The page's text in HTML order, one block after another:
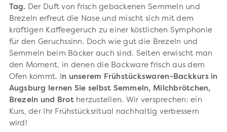
Tag. Der Duft von frisch gebackenen Semmeln und
Brezeln erfreut die Nase und mischt sich mit dem
kräftigen Kaffeegeruch zu einer köstlichen Symphonie
für den Geruchssinn. Doch wie gut die Brezeln und
Semmeln beim Bäcker auch sind. Selten erwischt man
den Moment, in denen die Backware frisch aus dem
Ofen kommt. I n unserem Frühstückswaren-Backkurs in
Augsburg lernen Sie selbst Semmeln, Milchbrötchen,
Brezeln und Brotherzustellen. Wir versprechen: ein
Kurs, der Ihr Frühstücksritual nachhaltig verbessern
wird!